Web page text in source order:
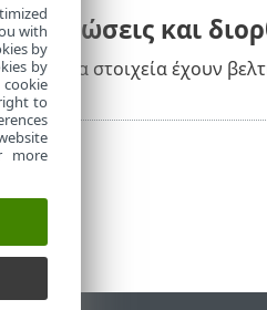
βελτιώσεις και
άλλα στοιχεία έχουν
with
by
by
to
more